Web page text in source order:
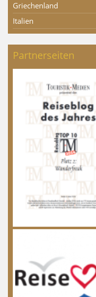
Griechenland
Italien
Partnerseiten